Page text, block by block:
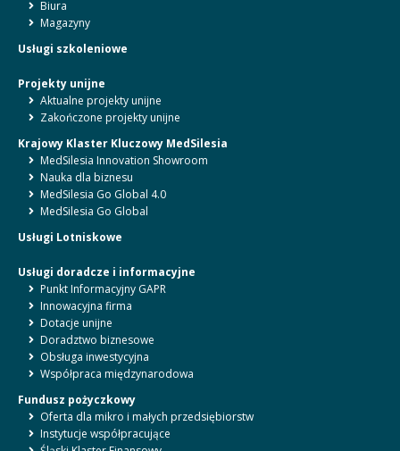
Biura
Magazyny
Usługi szkoleniowe
Projekty unijne
Aktualne projekty unijne
Zakończone projekty unijne
Krajowy Klaster Kluczowy MedSilesia
MedSilesia Innovation Showroom
Nauka dla biznesu
MedSilesia Go Global 4.0
MedSilesia Go Global
Usługi Lotniskowe
Usługi doradcze i informacyjne
Punkt Informacyjny GAPR
Innowacyjna firma
Dotacje unijne
Doradztwo biznesowe
Obsługa inwestycyjna
Współpraca międzynarodowa
Fundusz pożyczkowy
Oferta dla mikro i małych przedsiębiorstw
Instytucje współpracujące